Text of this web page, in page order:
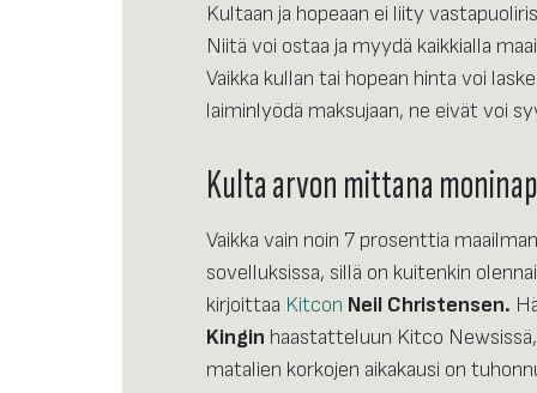
Kultaan ja hopeaan ei liity
Niitä voi ostaa ja myydä kaikkialla
Vaikka kullan tai hopean hinta voi
laiminlyödä maksujaan, ne eivät voi
Kulta arvon mittana
Vaikka vain noin 7 prosenttia
sovelluksissa, sillä on kuitenkin
kirjoittaa Kitcon Neil Christensen.
Kingin haastatteluun Kitco
matalien korkojen aikakausi on